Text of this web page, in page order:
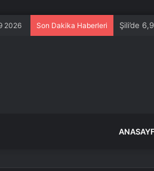
2026 Son Dakika Haberleri Şili’de